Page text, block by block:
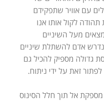
עם אוויר שתפקידם
לקול אותו אנו
מעל השיניים
אדם להשתלת שיניים
גדולה מספיק להכיל גם
זאת על ידי ניתוח.
אל תוך חלל הסינוס